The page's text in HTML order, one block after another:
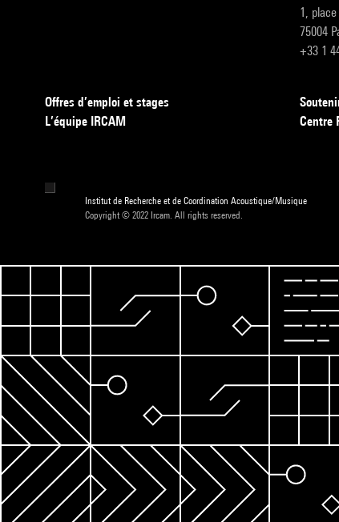
1,
75004
+33 1
Offres d’emploi et stages
L’équipe IRCAM
Centre
Institut de Recherche et de Coordination Acoustique/Musique
Copyright © 2022 Ircam. All rights reserved.